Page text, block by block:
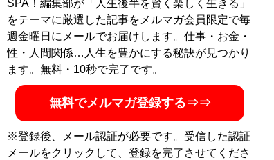
活動中
記事一覧へ
SPA！編集部が「人生後半を賢く楽しく生きる」
をテーマに厳選した記事をメルマガ会員限定で毎
週金曜日にメールでお届けします。仕事・お金・
性・人間関係…人生を豊かにする秘訣が見つかり
ます。無料・10秒で完了です。
無料でメルマガ登録する⇒⇒
※登録後、メール認証が必要です。受信した認証
メールをクリックして、登録を完了させてくださ